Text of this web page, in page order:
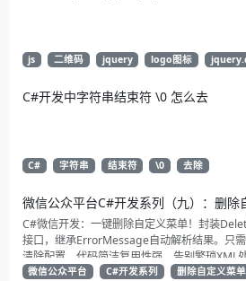
js 二维码 jquery logo图标
C#开发中字符串结束符 \0 怎么去
C# 字符串 结束符 \0 去除
微信公众平台C#开发系列（九）：删除
C#微信开发：一键删除自定义菜单！封装
接口，继承ErrorMessage自动解析结果。只
清除配置。代码简洁复用性强，告别繁琐XML
取状态。适合动态管理公众号的开发者，建议
微信公众平台 C#开发系列 删除自定义菜单